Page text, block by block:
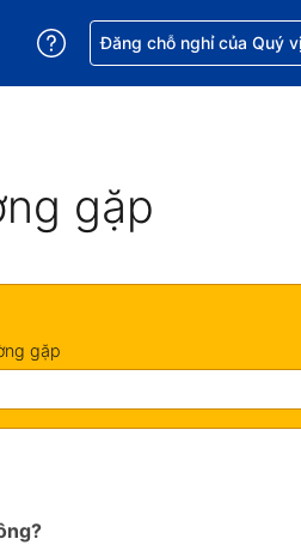
tệ của bạn. Loại tiền tệ hiện
ngôn ngữ của bạn. Ngôn
Nhận trợ giúp với đặt chỗ
Đăng chỗ nghỉ của Quý vị
gặp
gặp